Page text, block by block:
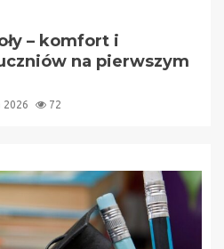
– komfort i
na pierwszym
2026 72